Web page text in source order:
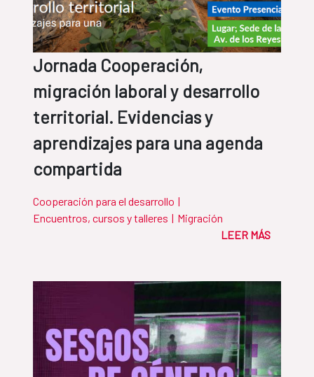
Jornada Cooperación,
migración laboral y desarrollo
territorial. Evidencias y
aprendizajes para una agenda
compartida
Cooperación para el desarrollo |
Encuentros, cursos y talleres | Migración
LEER MÁS